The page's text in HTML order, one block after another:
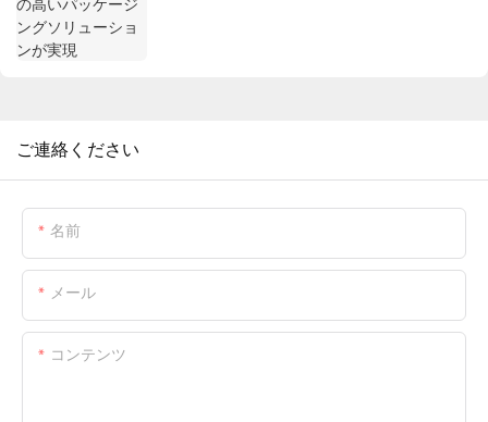
ご連絡ください
名前
メール
コンテンツ